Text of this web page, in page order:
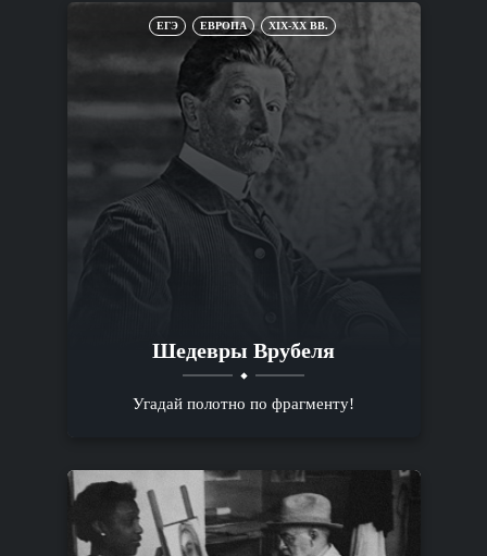
ЕГЭ ЕВРОПА XIX-XX ВВ.
Шедевры Врубеля
Угадай полотно по фрагменту!